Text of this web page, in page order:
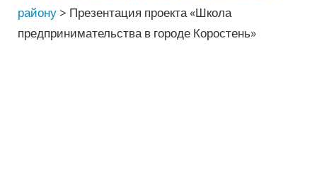
району > Презентация проекта «Школа
предпринимательства в городе Коростень»